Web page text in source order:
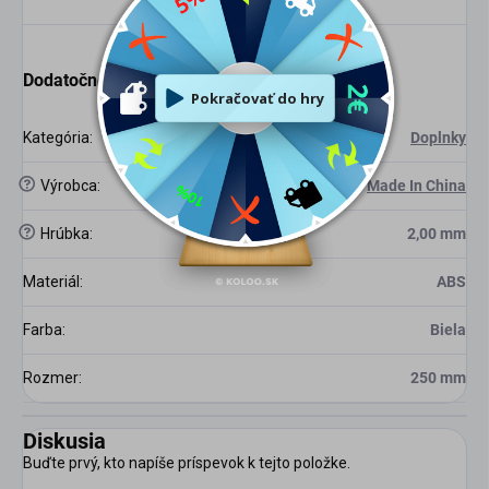
Dodatočné parametre
Kategória: Doplnky
? Výrobca: Made In China
? Hrúbka: 2,00 mm
Materiál : ABS
Farba: Biela
Rozmer: 250 mm
Diskusia
Buďte prvý, kto napíše príspevok k tejto položke.